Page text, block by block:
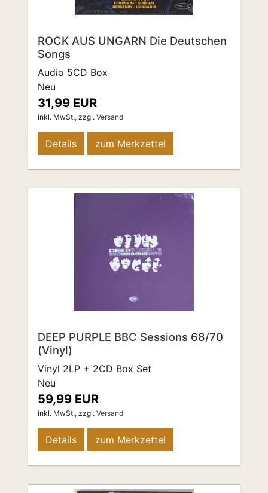
ROCK AUS UNGARN Die Deutschen
Songs
Audio 5CD Box
Neu
31,99 EUR
inkl. MwSt., zzgl. Versand
Details zum Merkzettel
DEEP PURPLE BBC Sessions 68/70
(Vinyl)
Vinyl 2LP + 2CD Box Set
Neu
59,99 EUR
inkl. MwSt., zzgl. Versand
Details zum Merkzettel